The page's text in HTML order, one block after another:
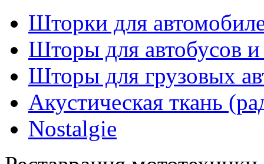
Шторки для
Шторы для автобусов
Шторы для грузовых
Акустическая ткань
Nostalgie